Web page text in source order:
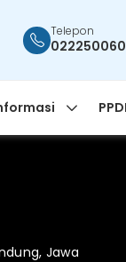
Telepon
Jawa